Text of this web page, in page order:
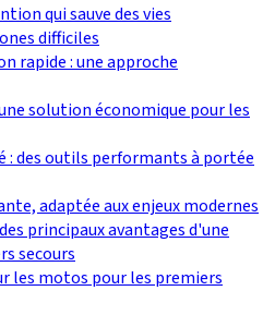
qui sauve des vies
difficiles
rapide : une approche
solution économique pour les
: des outils performants à portée
adaptée aux enjeux modernes
principaux avantages d'une
secours
les motos pour les premiers